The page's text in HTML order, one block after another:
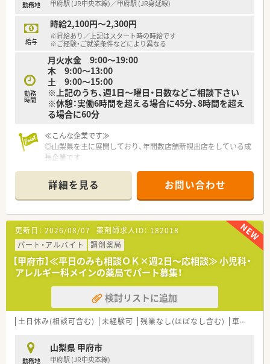
勤務地 甲府駅 (JR中央本線)／甲府駅 (JR身延線)
給与
時給2,100円～2,300円
※昇給あり／上記はスタート時の時給です
※ご経験・ご就業条件などにより異なる
勤務
時間
月火水金 9:00～19:00
木 9:00～13:00
土 9:00～15:00
※上記のうち、週1日～曜日・日数などご相談下さい
※休憩：実働6時間を超える場合に45分、8時間を超え
る場合に60分
≪こんな企業です≫
◎山梨県を主に展開しており、年間数店舗新規出店をしている成
長企業です
をします
◎一人ひとりに合わせたキャリアプランが用意され、責任のある
仕事を任せてもらえる会社です
詳細を見る お問い合わせ
更新日： 2026/08/07 薬剤師求人ID： 182018
パート・アルバイト
調剤薬局
【甲府市】≪平日のみも相談ＯＫ×週2日～応相談≫ 小児科・
アレルギー科メインの薬局でパート募集！
検討リストに追加
土日休み(相談可含む) 未経験可 残業なし(ほぼなし含む) 車通勤可
勤務地
山梨県 甲府市
甲府駅 (JR中央本線)